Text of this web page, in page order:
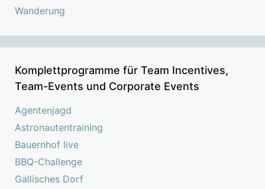
Wanderung
Komplettprogramme für Team Incentives,
Team-Events und Corporate Events
Agentenjagd
Astronautentraining
Bauernhof live
BBQ-Challenge
Gallisches Dorf